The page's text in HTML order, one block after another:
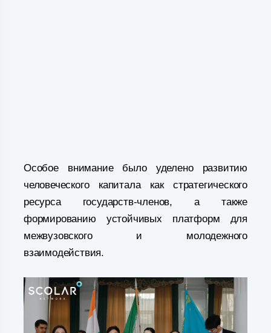
Особое внимание было уделено развитию
человеческого капитала как стратегического
ресурса государств-членов, а также
формированию устойчивых платформ для
межвузовского и молодежного
взаимодействия.